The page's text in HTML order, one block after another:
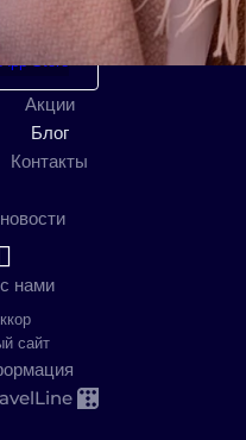
Акции
Блог
Контакты
нами
сайт